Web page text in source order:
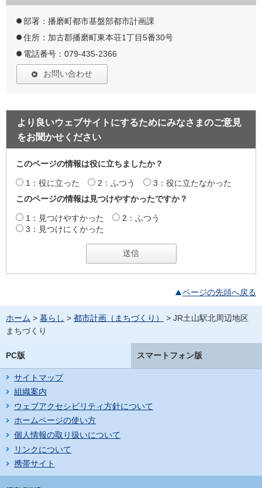
部署：播磨町都市基盤部都市計画課
住所：加古郡播磨町東本荘1丁目5番30号
電話番号：079-435-2366
お問い合わせ
より良いウェブサイトにするためにみなさまのご意見
をお聞かせください
このページの情報は役に立ちましたか？
1：役に立った 2：ふつう
3：役に立たなかった
このページの情報は見つけやすかったですか？
1：見つけやすかった
2：ふつう
3：見つけにくかった
ページの先頭へ戻る
ホーム > 暮らし > 都市計画（まちづくり）
> JR土山駅北周辺地区
まちづくり
PC版 スマートフォン版
サイトマップ
組織案内
ウェブアクセシビリティ方針について
ホームページの使い方
個人情報の取り扱いについて
リンクについて
携帯サイト